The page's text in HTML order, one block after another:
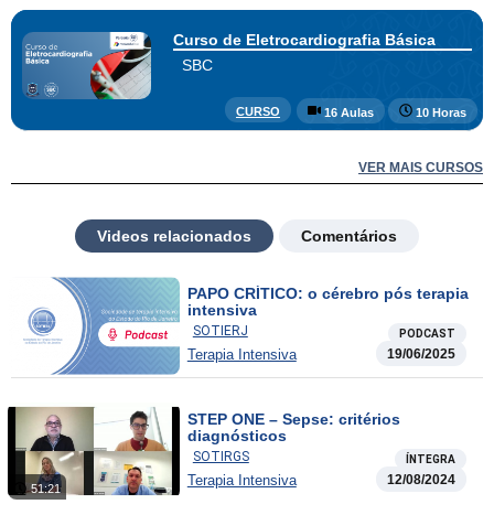
Curso de Eletrocardiografia Básica
SBC
CURSO 16 Aulas 10 Horas
VER MAIS CURSOS
Videos relacionados Comentários
PAPO CRÍTICO: o cérebro pós terapia
intensiva
SOTIERJ PODCAST
Terapia Intensiva 19/06/2025
51:21
STEP ONE – Sepse: critérios
diagnósticos
SOTIRGS ÍNTEGRA
Terapia Intensiva 12/08/2024